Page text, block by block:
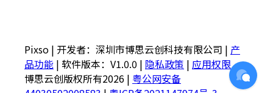
Pixso | 开发者：深圳市博思云创科技有限公司 | 产
品功能 | 软件版本：V1.0.0 | 隐私政策 | 应用权限
博思云创版权所有2026 | 粤公网安备